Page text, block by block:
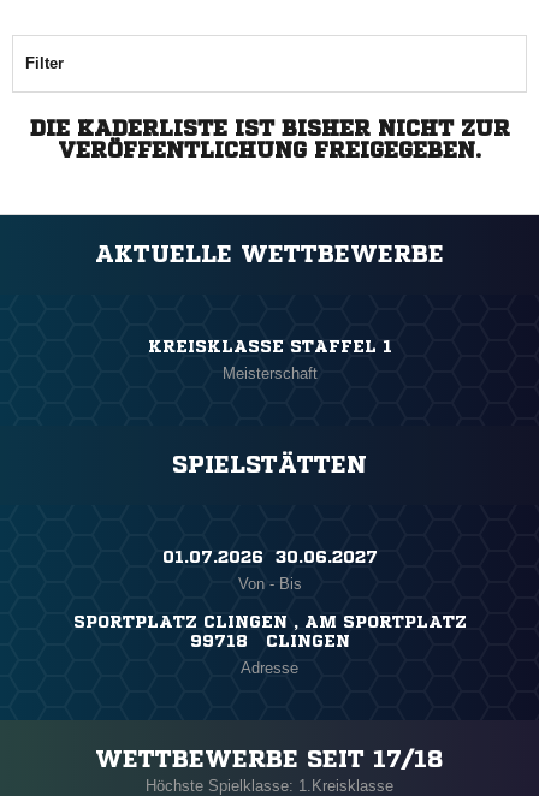
Filter
DIE KADERLISTE IST BISHER NICHT ZUR
VERÖFFENTLICHUNG FREIGEGEBEN.
AKTUELLE WETTBEWERBE
KREISKLASSE STAFFEL 1
Meisterschaft
SPIELSTÄTTEN
01.07.2026 ​ 30.06.2027
Von - Bis
SPORTPLATZ CLINGEN , AM SPORTPLATZ
99718 CLINGEN
Adresse
WETTBEWERBE SEIT 17/18
Höchste Spielklasse: 1.Kreisklasse